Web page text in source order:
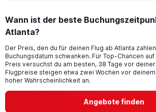
Wann ist der beste
Atlanta?
Der Preis, den du für deinen Flug ab Atlanta
Buchungsdatum schwanken. Für Top-Chancen
Preis versuchst du am besten, 38 Tage vor
Flugpreise steigen etwa zwei Wochen vor
hoher Wahrscheinlichkeit an.
Angebote finden